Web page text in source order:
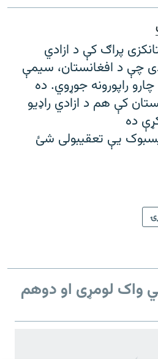
پراګ کې د ازادي
چې د افغانستان، سیمې
چارو راپورونه جوړوي. ده
کې هم د ازادي راډیو
ده
یې تعقیبولی شئ
واک لومړی او دوهم